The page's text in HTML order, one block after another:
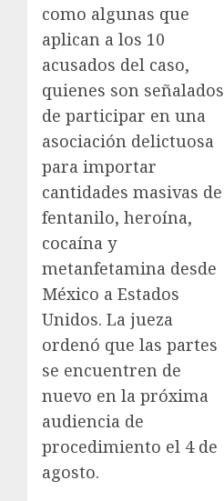
como algunas que
aplican a los 10
acusados del caso,
quienes son señalados
de participar en una
asociación delictuosa
para importar
cantidades masivas de
fentanilo, heroína,
cocaína y
metanfetamina desde
México a Estados
Unidos. La jueza
ordenó que las partes
se encuentren de
nuevo en la próxima
audiencia de
procedimiento el 4 de
agosto.